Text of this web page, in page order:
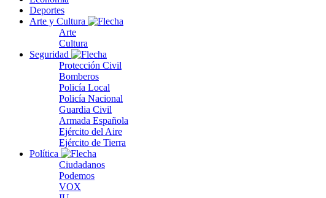
Deportes
Arte y Cultura
Arte
Cultura
Seguridad
Protección Civil
Bomberos
Policía Local
Policía Nacional
Guardia Civil
Armada Española
Ejército del Aire
Ejército de Tierra
Política
Ciudadanos
Podemos
VOX